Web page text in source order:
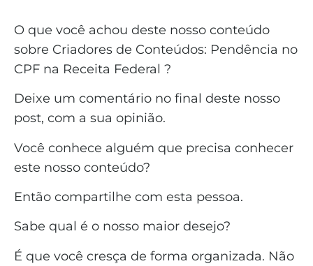
O que você achou deste nosso conteúdo
sobre Criadores de Conteúdos: Pendência no
CPF na Receita Federal ?
Deixe um comentário no final deste nosso
post, com a sua opinião.
Você conhece alguém que precisa conhecer
este nosso conteúdo?
Então compartilhe com esta pessoa.
Sabe qual é o nosso maior desejo?
É que você cresça de forma organizada. Não